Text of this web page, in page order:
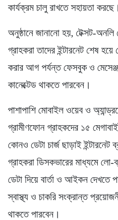
কার্যক্রম চালু রাখতে সহায়তা করছে।
অনুষ্ঠানে জানানো হয়, টেক্সট-
গ্রাহকরা তাদের ইন্টারনেট শেষ
করার আগ পর্যন্ত ফেসবুক ও
কানেক্টেড থাকতে পারবেন।
পাশাপাশি মোবাইল ওয়েব ও
গ্রামীণফোন গ্রাহকদের ১৫
কোনও ডেটা চার্জ ছাড়াই
গ্রাহকরা ডিসকভারের মাধ্যমে লো-
ডেটা দিয়ে বার্তা ও আইকন দেখতে
স্বাস্থ্য ও চাকরি সংক্রান্ত
থাকতে পারবেন।